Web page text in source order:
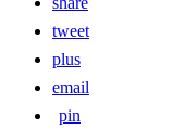
tweet
plus
email
pin